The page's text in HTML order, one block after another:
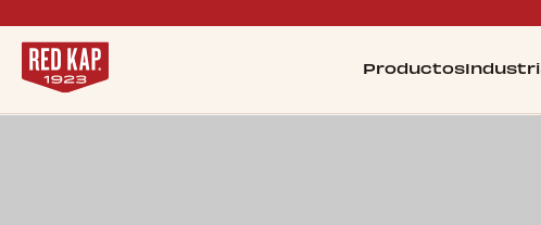
Productos